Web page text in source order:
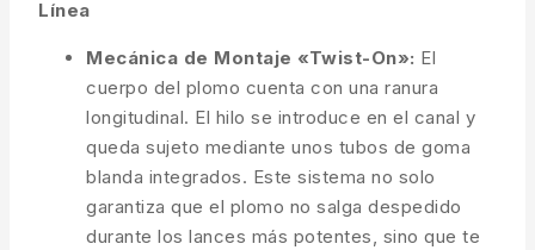
Línea
Mecánica de Montaje «Twist-On»: El
cuerpo del plomo cuenta con una ranura
longitudinal. El hilo se introduce en el canal y
queda sujeto mediante unos tubos de goma
blanda integrados. Este sistema no solo
garantiza que el plomo no salga despedido
durante los lances más potentes, sino que te